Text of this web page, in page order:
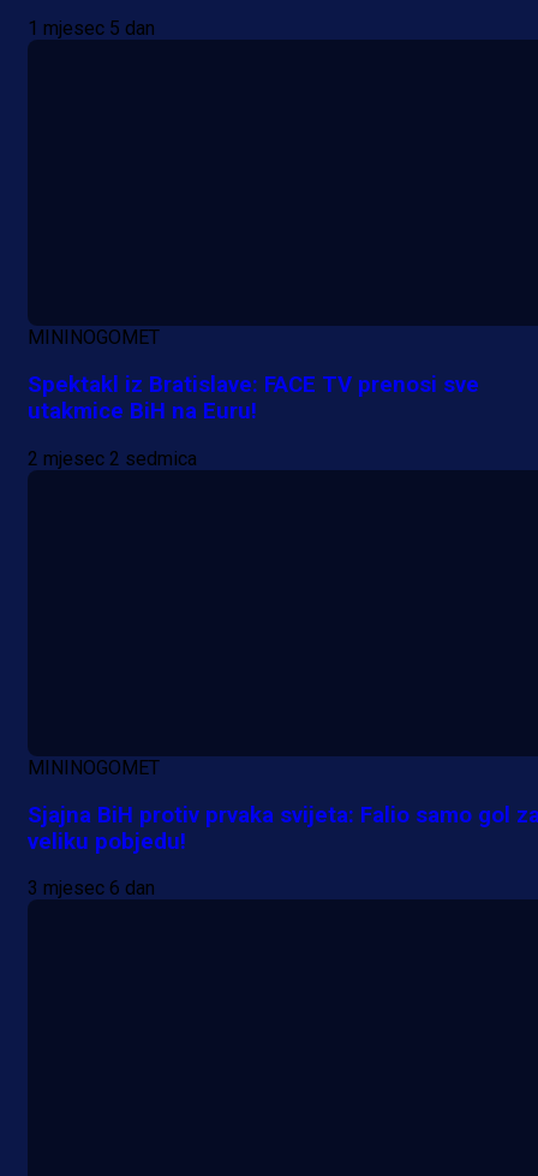
Premijer liga BiH
Grbavica se prisjetila Izeta
1 mjesec 5 dan
MININOGOMET
Spektakl iz Bratislave: FACE TV prenosi sve
utakmice BiH na Euru!
2 mjesec 2 sedmica
MININOGOMET
Sjajna BiH protiv prvaka svijeta: Falio samo gol
veliku pobjedu!
3 mjesec 6 dan